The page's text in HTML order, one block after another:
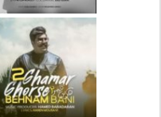
دانلود آهنگ جدید مهدی
یراحی بنام اسرار